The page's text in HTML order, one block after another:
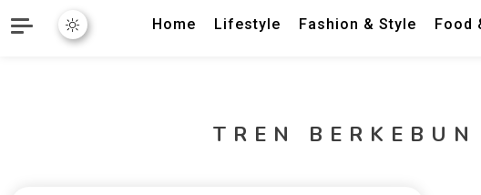
Home Lifestyle Fashion & Style Food
TREN